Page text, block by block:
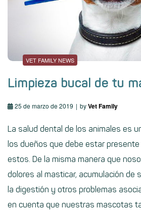
VET FAMILY NEWS
Limpieza bucal de tu
25 de marzo de 2019 byVet Family
La salud dental de los animales es
los dueños que debe estar presente
estos. De la misma manera que
dolores al masticar, acumulación de
la digestión y otros problemas
en cuenta que nuestras mascotas